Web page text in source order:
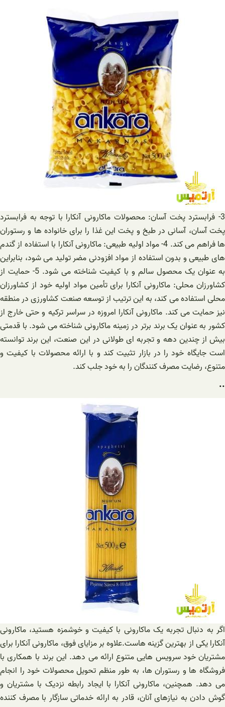
3- فرابسترد پخت آسان: محصولات ماکارونی آنکارا با توجه به فرابسترد
پخت آسان، آسانی در طبخ و پخت این غذا را برای خانواده ها و رستوران
ها فراهم می کند. 4- مواد اولیه طبیعی: ماکارونی آنکارا با استفاده از گندم
های طبیعی و بدون استفاده از مواد افزودنی مضر تولید می شود، بنابراین
به عنوان یک محصول سالم و با کیفیت شناخته می شود. 5- حمایت از
کشاورزان محلی: ماکارونی آنکارا برای تأمین مواد اولیه خود از کشاورزان
محلی استفاده می کند، به این ترتیب از توسعه صنعت کشاورزی در منطقه
نیز حمایت می کند. ماکارونی آنکارا امروزه در سراسر ترکیه و حتی خارج از
کشور به عنوان یک برند برتر در زمینه ماکارونی شناخته می شود. با قدمتی
بیش از چندین دهه و تجربه ای طولانی در این صنعت، این برند توانسته
است جایگاه خود را در بازار تثبیت کند و با ارائه محصولات با کیفیت و
متنوع، رضایت مصرف کنندگان را به خود جلب کند.
..
اگر به دنبال تجربه یک ماکارونی با کیفیت و خوشمزه هستید، ماکارونی
آنکارا یکی از بهترین گزینه هاست.علاوه بر مزایای فوق، ماکارونی آنکارا برای
مشتریان خود سرویس هایی متنوع ارائه می دهد. این برند با همکاری با
فروشگاه ها و رستوران ها، به طور منظم تحویل محصولات خود را انجام
می دهد. همچنین، ماکارونی آنکارا با ایجاد رابطه نزدیک با مشتریان و
گوش دادن به نیازهای آنان، قادر به ارائه خدماتی سازگار با مصرف کننده